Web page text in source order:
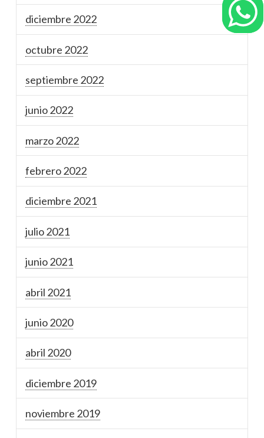
diciembre 2022
octubre 2022
septiembre 2022
junio 2022
marzo 2022
febrero 2022
diciembre 2021
julio 2021
junio 2021
abril 2021
junio 2020
abril 2020
diciembre 2019
noviembre 2019